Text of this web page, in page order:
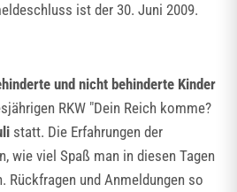
ist der 30. Juni 2009.
und nicht behinderte Kinder
RKW "Dein Reich komme?
statt. Die Erfahrungen der
wie viel Spaß man in diesen Tagen
Rückfragen und Anmeldungen so